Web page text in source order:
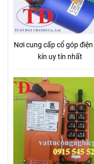
Nơi cung cấp cổ góp
kín uy tín nhất